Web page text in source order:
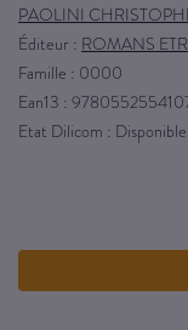
PAOLINI
Éditeur : ROMANS
Famille : 0000
Ean13 :
Etat Dilicom : Disponible